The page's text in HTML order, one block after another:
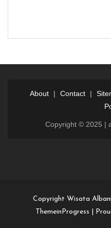
About | Contact |
Copyright © 2025 |
Copyright Wisata
ThemeinProgress